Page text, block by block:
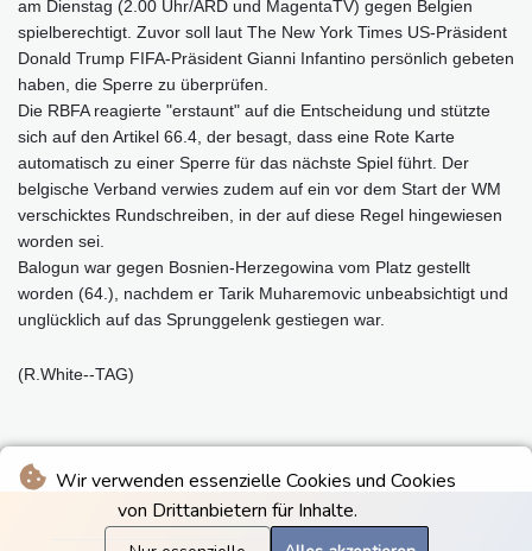
Wir verwenden essenzielle Cookies und Cookies
von Drittanbietern für Inhalte.
am Dienstag (2.00 Uhr/ARD und MagentaTV) gegen Belgien
spielberechtigt. Zuvor soll laut The New York Times US-Präsident
Donald Trump FIFA-Präsident Gianni Infantino persönlich gebeten
haben, die Sperre zu überprüfen.
Die RBFA reagierte "erstaunt" auf die Entscheidung und stützte
sich auf den Artikel 66.4, der besagt, dass eine Rote Karte
automatisch zu einer Sperre für das nächste Spiel führt. Der
belgische Verband verwies zudem auf ein vor dem Start der WM
verschicktes Rundschreiben, in der auf diese Regel hingewiesen
worden sei.
Balogun war gegen Bosnien-Herzegowina vom Platz gestellt
worden (64.), nachdem er Tarik Muharemovic unbeabsichtigt und
unglücklich auf das Sprunggelenk gestiegen war.
(R.White--TAG)